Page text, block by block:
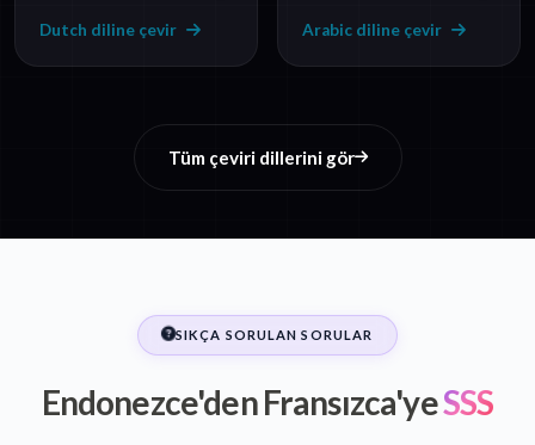
Dutch diline çevir Arabic diline çevir
Tüm çeviri dillerini gör
SIKÇA SORULAN SORULAR
Endonezce'den Fransızca'yeSSS